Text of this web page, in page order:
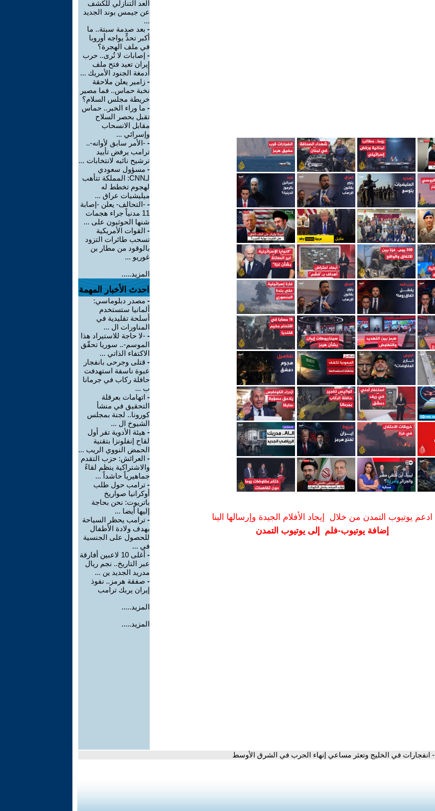
ادعم يوتيوب التمدن من خلال إيجاد الأفلام الجيدة وإرسالها الينا
إضافة يوتيوب-فلم إلى يوتيوب التمدن
العد التنازلي للكشف
عن جيمس بوند الجديد
...
- بعد صدمة سبتة.. ما
أكبر تحدٍّ يواجه أوروبا
في ملف الهجرة؟
- إصابات لا تُرى.. حرب
إيران تعيد فتح ملف
أدمغة الجنود الأمريك ...
- زامير يعلن ملاحقة
نخبة حماس.. فما مصير
خريطة مجلس السلام؟
- ما وراء الخبر.. حماس
تقبل بحصر السلاح
مقابل الانسحاب
وإسرائي ...
- -الأمر سابق لأوانه-..
ترامب يرفض تأييد
ترشيح نائبه لانتخابات ...
- مسؤول سعودي
لـCNN: المملكة تتأهب
لهجوم تخطط له
ميليشيات عراق ...
- -التحالف- يعلن -إصابة
11 مدنياً جراء هجمات
شنها الحوثيون على ...
- القوات الأمريكية
تسحب طائرات التزود
بالوقود من مطار بن
غوريو ...
المزيد.....
احدث الأخبار المهمة
- مصدر دبلوماسي:
ألمانيا ستستخدم
أسلحة تقليدية في
المناورات ال ...
- -لا حاجة للاستيراد هذا
الموسم-.. سوريا تحقّق
الاكتفاء الذاتي ...
- قتلى وجرحى بانفجار
عبوة ناسفة استهدفت
حافلة ركاب في جرمانا
ب ...
- اتهامات بعرقلة
التحقيق في منشأ
كورونا.. لجنة بمجلس
الشيوخ ال ...
- هيئة الأدوية تقر أول
لقاح إنفلونزا بتقنية
الحمض النووي الريب ...
- العرائش: حزب التقدم
والاشتراكية ينظم لقاءً
جماهيرياً حاشداً ...
- ترامب حول طلب
أوكرانيا صواريخ
باتريوت: نحن بحاجة
إليها أيضا ...
- ترامب يحظر السياحة
بهدف ولادة الأطفال
للحصول على الجنسية
في ...
-
أغلى 10 لاعبين أفارقة
عبر التاريخ.. نجم ريال
مدريد الجديد ين ...
- صفقة هرمز.. نفوذ
إيران يربك ترامب
المزيد.....
المزيد.....
- انفجارات في الخليج وتعثر مساعي إنهاء الحرب في الشرق الأوسط